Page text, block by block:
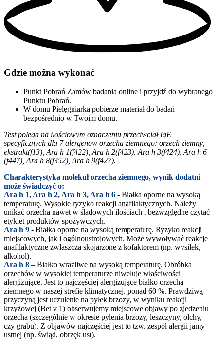
Gdzie można wykonać
Punkt Pobrań Zamów badania online i przyjdź do wybranego
Punktu Pobrań.
W domu Pielęgniarka pobierze materiał do badań
bezpośrednio w Twoim domu.
Test polega na ilościowym oznaczeniu przeciwciał IgE
specyficznych dla 7 alergenów orzecha ziemnego: orzech ziemny,
ekstrakt(f13), Ara h 1(f422), Ara h 2(f423), Ara h 3(f424), Ara h 6
(f447), Ara h 8(f352), Ara h 9(f427).
Charakterystyka molekuł orzecha ziemnego, wynik dodatni
może świadczyć o:
Ara h 1, Ara h 2, Ara h 3, Ara h 6 - Białka oporne na wysoką
temperaturę. Wysokie ryzyko reakcji anafilaktycznych. Należy
unikać orzecha nawet w śladowych ilościach i bezwzględne czytać
etykiet produktów spożywczych.
Ara h 9 - Białka oporne na wysoką temperaturę. Ryzyko reakcji
miejscowych, jak i ogólnoustrojowych. Może wywoływać reakcje
anafilaktyczne zwłaszcza skojarzone z kofaktorem (np. wysiłek,
alkohol).
Ara h 8 – Białko wrażliwe na wysoką temperaturę. Obróbka
orzechów w wysokiej temperaturze niweluje właściwości
alergizujące. Jest to najczęściej alergizujące białko orzecha
ziemnego w naszej strefie klimatycznej, ponad 60 %. Prawdziwą
przyczyną jest uczulenie na pyłek brzozy, w wyniku reakcji
krzyżowej (Bet v 1) obserwujemy miejscowe objawy po zjedzeniu
orzecha (szczególnie w okresie pylenia brzozy, leszczyny, olchy,
czy grabu). Z objawów najczęściej jest to tzw. zespół alergii jamy
ustnej (np. świąd, obrzęk ust).